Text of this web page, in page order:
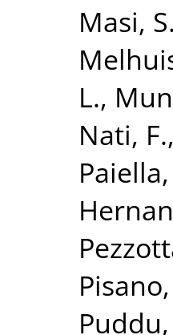
Masi, S.
L.,
Nati, F.,
Hernan
Puddu,